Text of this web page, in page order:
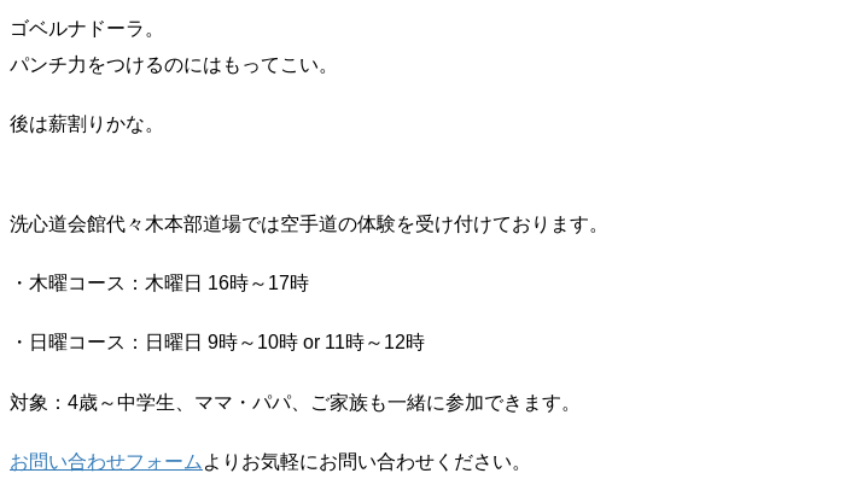
ゴベルナドーラ。
パンチ力をつけるのにはもってこい。
後は薪割りかな。
洗心道会館代々木本部道場では空手道の体験を受け付けております。
・木曜コース：木曜日 16時～17時
・日曜コース：日曜日 9時～10時 or 11時～12時
対象：4歳～中学生、ママ・パパ、ご家族も一緒に参加できます。
お問い合わせフォーム よりお気軽にお問い合わせください。